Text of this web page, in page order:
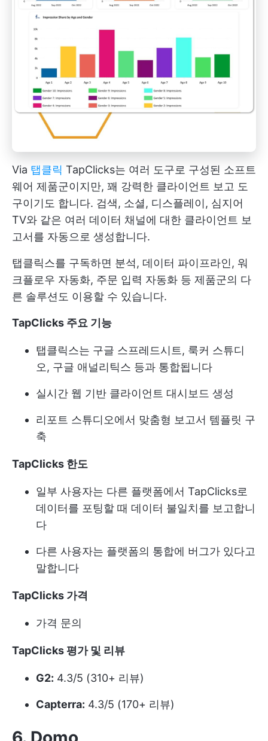
Via 탭클릭 TapClicks는 여러 도구로 구성된 소프트
웨어 제품군이지만, 꽤 강력한 클라이언트 보고 도
구이기도 합니다. 검색, 소셜, 디스플레이, 심지어
TV와 같은 여러 데이터 채널에 대한 클라이언트 보
고서를 자동으로 생성합니다.
탭클릭스를 구독하면 분석, 데이터 파이프라인, 워
크플로우 자동화, 주문 입력 자동화 등 제품군의 다
른 솔루션도 이용할 수 있습니다.
TapClicks 주요 기능
탭클릭스는 구글 스프레드시트, 룩커 스튜디
오, 구글 애널리틱스 등과 통합됩니다
실시간 웹 기반 클라이언트 대시보드 생성
리포트 스튜디오에서 맞춤형 보고서 템플릿 구
축
TapClicks 한도
일부 사용자는 다른 플랫폼에서 TapClicks로
데이터를 포팅할 때 데이터 불일치를 보고합니
다
다른 사용자는 플랫폼의 통합에 버그가 있다고
말합니다
TapClicks 가격
가격 문의
TapClicks 평가 및 리뷰
G2: 4.3/5 (310+ 리뷰)
Capterra: 4.3/5 (170+ 리뷰)